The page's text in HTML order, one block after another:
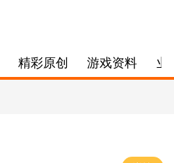
精彩原创 游戏资料 业